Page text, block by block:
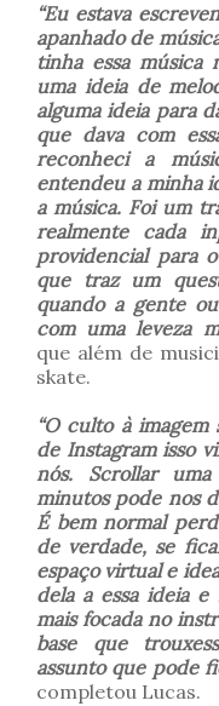
“Eu estava
apanhado de
tinha essa música
uma ideia de
alguma ideia para
que dava com
reconheci a
entendeu a minha
a música. Foi um
realmente cada
providencial para
que traz um
quando a gente
com uma leveza
que além de
skate.
“O culto à
de Instagram isso
nós. Scrollar
minutos pode nos
É bem normal
de verdade, se
espaço virtual e
dela a essa ideia
mais focada no
base que
assunto que pode
completou Lucas.